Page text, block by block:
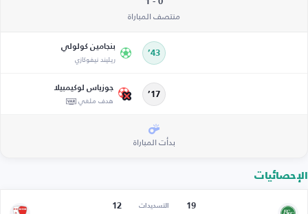
منتصف المباراة
43’
بنجامين كولولي
ريليند نيفوكازي
17’
جوزياس لوكيمبيلا
هدف ملغي
بدأت المباراة
الإحصائيات
19 التسديدات 12